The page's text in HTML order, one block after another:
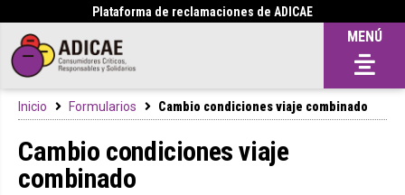
Plataforma de reclamaciones de ADICAE
MENÚ
Inicio Formularios Cambio condiciones viaje combinado
Cambio condiciones viaje
combinado